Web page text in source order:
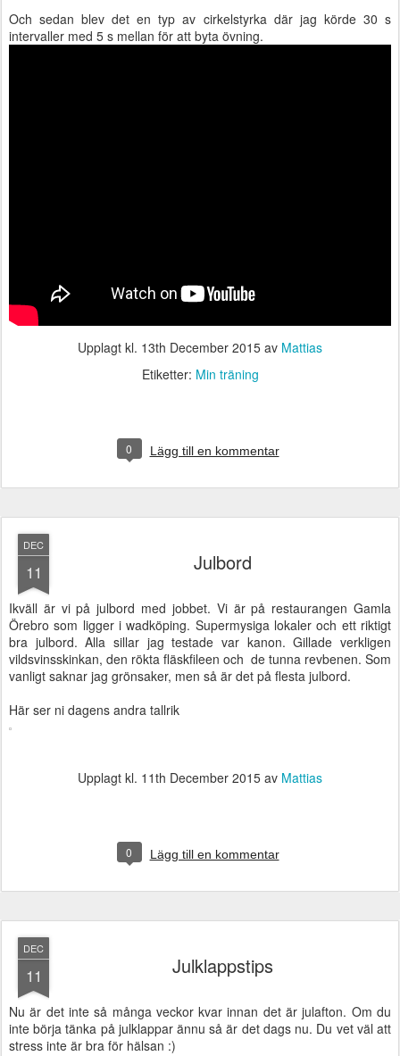
Och sedan blev det en typ av cirkelstyrka där jag körde 30 s
intervaller med 5 s mellan för att byta övning.
Upplagt kl. 13th December 2015 av Mattias
Etiketter: Min träning
0 Lägg till en kommentar
DEC
11 Julbord
Ikväll är vi på julbord med jobbet. Vi är på restaurangen Gamla
Örebro som ligger i wadköping. Supermysiga lokaler och ett riktigt
bra julbord. Alla sillar jag testade var kanon. Gillade verkligen
vildsvinsskinkan, den rökta fläskfileen och de tunna revbenen. Som
vanligt saknar jag grönsaker, men så är det på flesta julbord.
Här ser ni dagens andra tallrik
Upplagt kl. 11th December 2015 av Mattias
0 Lägg till en kommentar
DEC
11 Julklappstips
Nu är det inte så många veckor kvar innan det är julafton. Om du
inte börja tänka på julklappar ännu så är det dags nu. Du vet väl att
stress inte är bra för hälsan :)